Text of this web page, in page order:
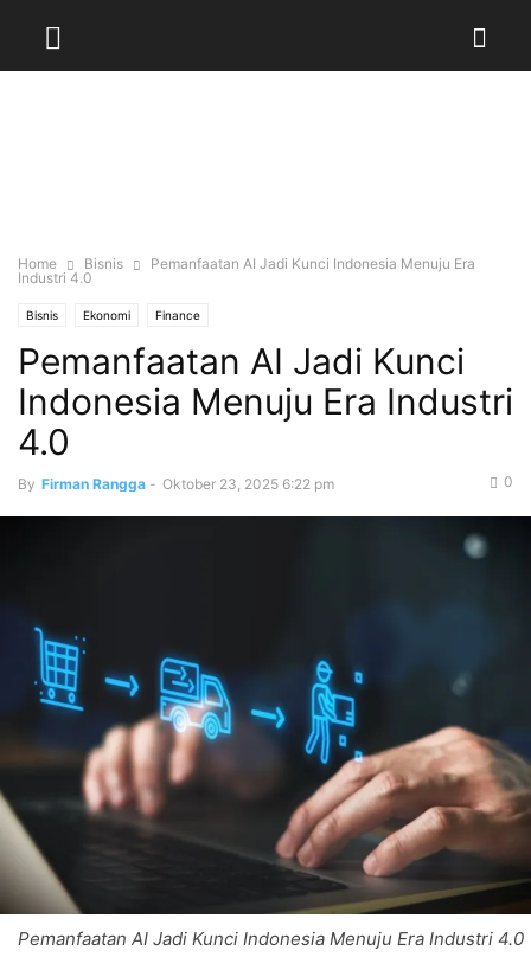
Home Bisnis
Pemanfaatan AI Jadi Kunci Indonesia Menuju Era
Industri 4.0
Bisnis Ekonomi Finance
Pemanfaatan AI Jadi Kunci
Indonesia Menuju Era Industri
4.0
By Firman Rangga - Oktober 23, 2025 6:22 pm 0
Pemanfaatan AI Jadi Kunci Indonesia Menuju Era Industri 4.0